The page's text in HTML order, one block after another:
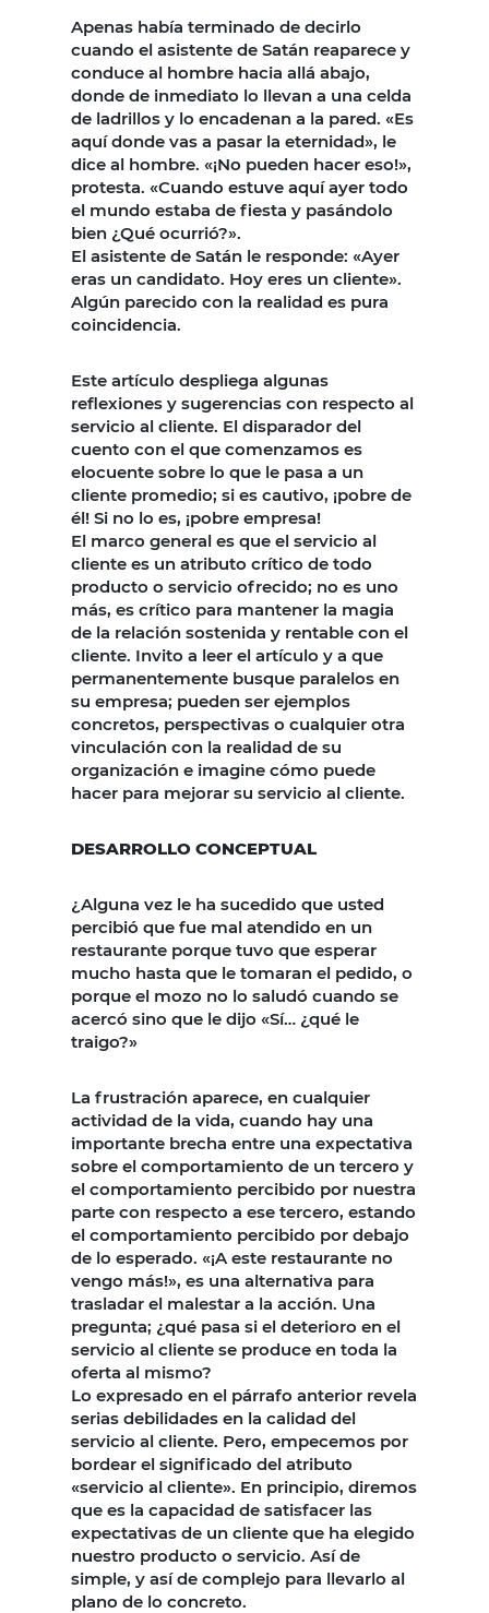
Apenas había terminado de decirlo
cuando el asistente de Satán reaparece y
conduce al hombre hacia allá abajo,
donde de inmediato lo llevan a una celda
de ladrillos y lo encadenan a la pared. «Es
aquí donde vas a pasar la eternidad», le
dice al hombre. «¡No pueden hacer eso!»,
protesta. «Cuando estuve aquí ayer todo
el mundo estaba de fiesta y pasándolo
bien ¿Qué ocurrió?».
El asistente de Satán le responde: «Ayer
eras un candidato. Hoy eres un cliente».
Algún parecido con la realidad es pura
coincidencia.
Este artículo despliega algunas
reflexiones y sugerencias con respecto al
servicio al cliente. El disparador del
cuento con el que comenzamos es
elocuente sobre lo que le pasa a un
cliente promedio; si es cautivo, ¡pobre de
él! Si no lo es, ¡pobre empresa!
El marco general es que el servicio al
cliente es un atributo crítico de todo
producto o servicio ofrecido; no es uno
más, es crítico para mantener la magia
de la relación sostenida y rentable con el
cliente. Invito a leer el artículo y a que
permanentemente busque paralelos en
su empresa; pueden ser ejemplos
concretos, perspectivas o cualquier otra
vinculación con la realidad de su
organización e imagine cómo puede
hacer para mejorar su servicio al cliente.
DESARROLLO CONCEPTUAL
¿Alguna vez le ha sucedido que usted
percibió que fue mal atendido en un
restaurante porque tuvo que esperar
mucho hasta que le tomaran el pedido, o
porque el mozo no lo saludó cuando se
acercó sino que le dijo «Sí… ¿qué le
traigo?»
La frustración aparece, en cualquier
actividad de la vida, cuando hay una
importante brecha entre una expectativa
sobre el comportamiento de un tercero y
el comportamiento percibido por nuestra
parte con respecto a ese tercero, estando
el comportamiento percibido por debajo
de lo esperado. «¡A este restaurante no
vengo más!», es una alternativa para
trasladar el malestar a la acción. Una
pregunta; ¿qué pasa si el deterioro en el
servicio al cliente se produce en toda la
oferta al mismo?
Lo expresado en el párrafo anterior revela
serias debilidades en la calidad del
servicio al cliente. Pero, empecemos por
bordear el significado del atributo
«servicio al cliente». En principio, diremos
que es la capacidad de satisfacer las
expectativas de un cliente que ha elegido
nuestro producto o servicio. Así de
simple, y así de complejo para llevarlo al
plano de lo concreto.